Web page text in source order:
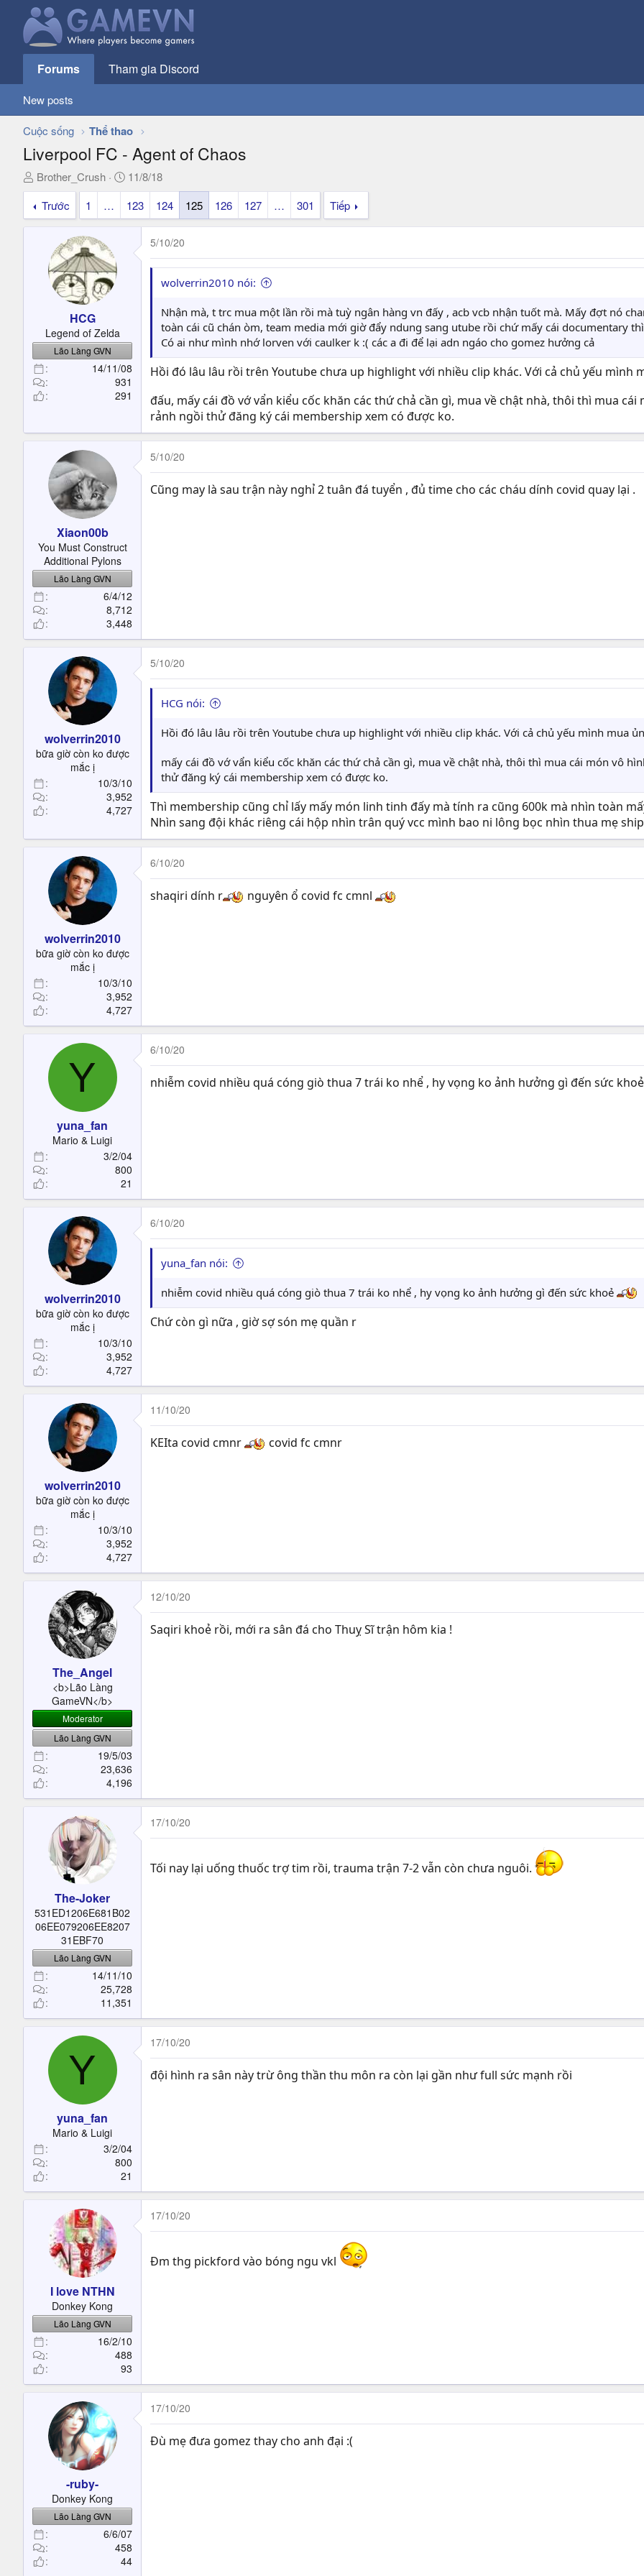
Forums Tham gia Discord
New posts
Cuộc sống Thể thao
Liverpool FC - Agent of Chaos
T
h
e
e
r
Brother_Crush
N
g
à
y
11/8/18
Trước
1 … 123 124 125 126 127 … 301 Tiếp
HCG
Legend of Zelda
Lão Làng GVN
14/11/08
931
291
5/10/20
wolverrin2010 nói:
Nhận mà, t trc mua một lần rồi mà tuỳ ngân hàng vn đấy , acb vcb nhận tuốt mà. Mấy đợt nó
toàn cái cũ chán òm, team media mới giờ đẩy ndung sang utube rồi chứ mấy cái documentary
Có ai như mình nhớ lorven với caulker k :( các a đi để lại adn ngáo cho gomez hưởng cả
Hồi đó lâu lâu rồi trên Youtube chưa up highlight với nhiều clip khác. Với cả chủ yếu mình
đấu, mấy cái đồ vớ vẩn kiểu cốc khăn các thứ chả cần gì, mua về chật nhà, thôi thì mua
rảnh ngồi thử đăng ký cái membership xem có được ko.
Xiaon00b
You Must Construct
Additional Pylons
Lão Làng GVN
6/4/12
8,712
3,448
5/10/20
Cũng may là sau trận này nghỉ 2 tuân đá tuyển , đủ time cho các cháu dính covid quay lại .
wolverrin2010
bữa giờ còn ko được
mắc ị
10/3/10
3,952
4,727
5/10/20
HCG nói:
Hồi đó lâu lâu rồi trên Youtube chưa up highlight với nhiều clip khác. Với cả chủ yếu mình mua
mấy cái đồ vớ vẩn kiểu cốc khăn các thứ chả cần gì, mua về chật nhà, thôi thì mua cái món vô
thử đăng ký cái membership xem có được ko.
Thì membership cũng chỉ lấy mấy món linh tinh đấy mà tính ra cũng 600k mà nhìn toàn
Nhìn sang đội khác riêng cái hộp nhìn trân quý vcc mình bao ni lông bọc nhìn thua mẹ
wolverrin2010
bữa giờ còn ko được
mắc ị
10/3/10
3,952
4,727
6/10/20
shaqiri dính r nguyên ổ covid fc cmnl
Y
yuna_fan
Mario & Luigi
3/2/04
800
21
6/10/20
nhiễm covid nhiều quá cóng giò thua 7 trái ko nhể , hy vọng ko ảnh hưởng gì đến sức khoẻ
wolverrin2010
bữa giờ còn ko được
mắc ị
10/3/10
3,952
4,727
6/10/20
yuna_fan nói:
nhiễm covid nhiều quá cóng giò thua 7 trái ko nhể , hy vọng ko ảnh hưởng gì đến sức khoẻ
Chứ còn gì nữa , giờ sợ són mẹ quần r
wolverrin2010
bữa giờ còn ko được
mắc ị
10/3/10
3,952
4,727
11/10/20
KEIta covid cmnr covid fc cmnr
The_Angel
<b>Lão Làng
GameVN</b>
Moderator
Lão Làng GVN
19/5/03
23,636
4,196
12/10/20
Saqiri khoẻ rồi, mới ra sân đá cho Thuỵ Sĩ trận hôm kia !
The-Joker
531ED1206E681B02
06EE079206EE8207
31EBF70
Lão Làng GVN
14/11/10
25,728
11,351
17/10/20
Tối nay lại uống thuốc trợ tim rồi, trauma trận 7-2 vẫn còn chưa nguôi.
Y
yuna_fan
Mario & Luigi
3/2/04
800
21
17/10/20
đội hình ra sân này trừ ông thần thu môn ra còn lại gần như full sức mạnh rồi
I love NTHN
Donkey Kong
Lão Làng GVN
16/2/10
488
93
17/10/20
Đm thg pickford vào bóng ngu vkl
-ruby-
Donkey Kong
Lão Làng GVN
6/6/07
458
44
17/10/20
Đù mẹ đưa gomez thay cho anh đại :(